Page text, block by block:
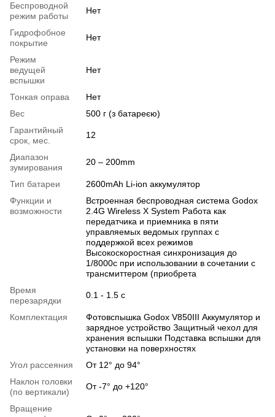
Беспроводной
режим работы
Нет
Гидрофобное
покрытие
Нет
Режим
ведущей
вспышки
Нет
Тонкая оправа
Нет
Вес
500 г (з батареєю)
Гарантийный
срок, мес.
12
Диапазон
зумирования
20 – 200mm
Тип батареи
2600mAh Li-ion аккумулятор
Функции и
возможности
Встроенная беспроводная система Godox
2.4G Wireless X System Работа как
передатчика и приемника в пяти
управляемых ведомых группах с
поддержкой всех режимов
Высокоскоростная синхронизация до
1/8000с при использовании в сочетании с
трансмиттером (приобрета
Время
перезарядки
0.1 - 1.5 c
Комплектация
Фотовспышка Godox V850III Аккумулятор и
зарядное устройство Защитный чехол для
хранения вспышки Подставка вспышки для
установки на поверхностях
Угол рассеяния
От 12° до 94°
Наклон головки
(по вертикали)
От -7° до +120°
Вращение